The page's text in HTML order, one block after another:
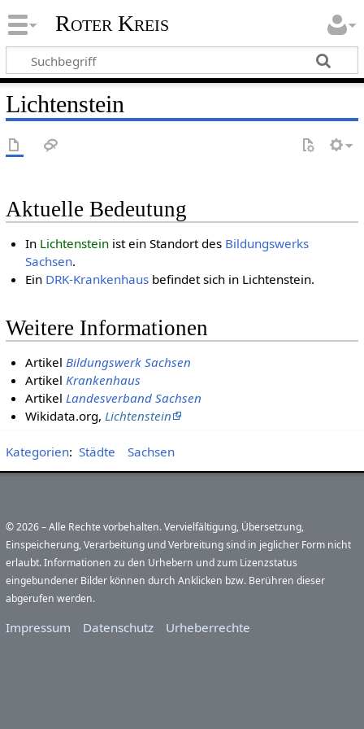
Roter Kreis
Lichtenstein
Aktuelle Bedeutung
In Lichtenstein ist ein Standort des Bildungswerks
Sachsen.
Ein DRK-Krankenhaus befindet sich in Lichtenstein.
Weitere Informationen
Artikel Bildungswerk Sachsen
Artikel Krankenhaus
Artikel Landesverband Sachsen
Wikidata.org, Lichtenstein
Kategorien: Städte Sachsen
© 2026 – Alle Rechte vorbehalten. Vervielfältigung, Übersetzung,
Einspeicherung, Verarbeitung und Verbreitung sind in jeglicher Form nicht
erlaubt. Informationen zu den Urhebern und zum Lizenzstatus
eingebundener Bilder können durch Anklicken bzw. Berühren dieser
abgerufen werden.
Impressum Datenschutz Urheberrechte